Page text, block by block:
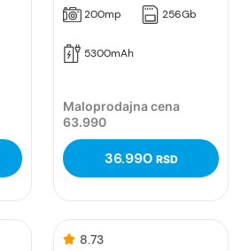
200mp 256Gb
5300mAh
Maloprodajna cena
63.990
36.990 RSD
8.73